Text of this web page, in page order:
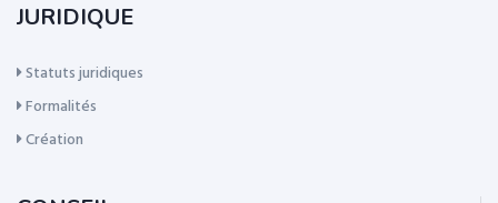
JURIDIQUE
Statuts juridiques
Formalités
Création